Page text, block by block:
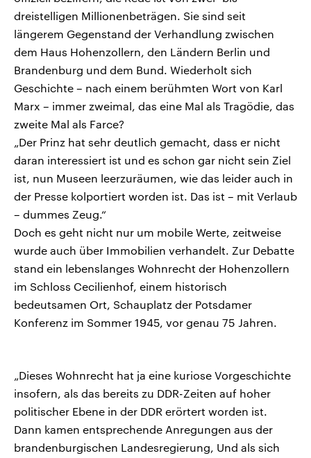
dreistelligen Millionenbeträgen. Sie sind seit
längerem Gegenstand der Verhandlung zwischen
dem Haus Hohenzollern, den Ländern Berlin und
Brandenburg und dem Bund. Wiederholt sich
Geschichte – nach einem berühmten Wort von Karl
Marx – immer zweimal, das eine Mal als Tragödie, das
zweite Mal als Farce?
„Der Prinz hat sehr deutlich gemacht, dass er nicht
daran interessiert ist und es schon gar nicht sein Ziel
ist, nun Museen leerzuräumen, wie das leider auch in
der Presse kolportiert worden ist. Das ist – mit Verlaub
– dummes Zeug.“
Doch es geht nicht nur um mobile Werte, zeitweise
wurde auch über Immobilien verhandelt. Zur Debatte
stand ein lebenslanges Wohnrecht der Hohenzollern
im Schloss Cecilienhof, einem historisch
bedeutsamen Ort, Schauplatz der Potsdamer
Konferenz im Sommer 1945, vor genau 75 Jahren.
„Dieses Wohnrecht hat ja eine kuriose Vorgeschichte
insofern, als das bereits zu DDR-Zeiten auf hoher
politischer Ebene in der DDR erörtert worden ist.
Dann kamen entsprechende Anregungen aus der
brandenburgischen Landesregierung, Und als sich